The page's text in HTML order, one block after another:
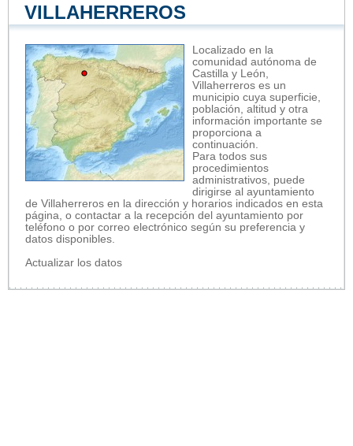
VILLAHERREROS
Localizado en la
comunidad autónoma de
Castilla y León,
Villaherreros es un
municipio cuya superficie,
población, altitud y otra
información importante se
proporciona a
continuación.
Para todos sus
procedimientos
administrativos, puede
dirigirse al ayuntamiento
de Villaherreros en la dirección y horarios indicados en esta
página, o contactar a la recepción del ayuntamiento por
teléfono o por correo electrónico según su preferencia y
datos disponibles.
Actualizar los datos